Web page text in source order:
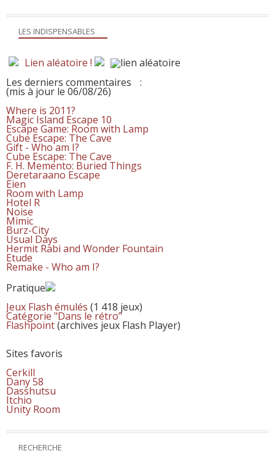
RECHERCHE
LES INDISPENSABLES
Lien aléatoire !
Les derniers commentaires
:
(mis à jour le 06/08/26)
Where is 2011?
Magic Island Escape 10
Escape Game: Room with Lamp
Cube Escape: The Cave
Gift - Who am I?
Cube Escape: The Cave
F. H. Memento: Buried Things
Deretaraano Escape
Eien
Room with Lamp
Hotel R
Noise
Mimic
Burz-City
Usual Days
Hermit Rabi and Wonder Fountain
Etude
Remake - Who am I?
Pratique
Jeux Flash émulés (1 418 jeux)
Catégorie "Dans le rétro"
Flashpoint(archives jeux Flash Player)
Sites favoris
Cerkill
Dany 58
Dasshutsu
Itchio
Unity Room